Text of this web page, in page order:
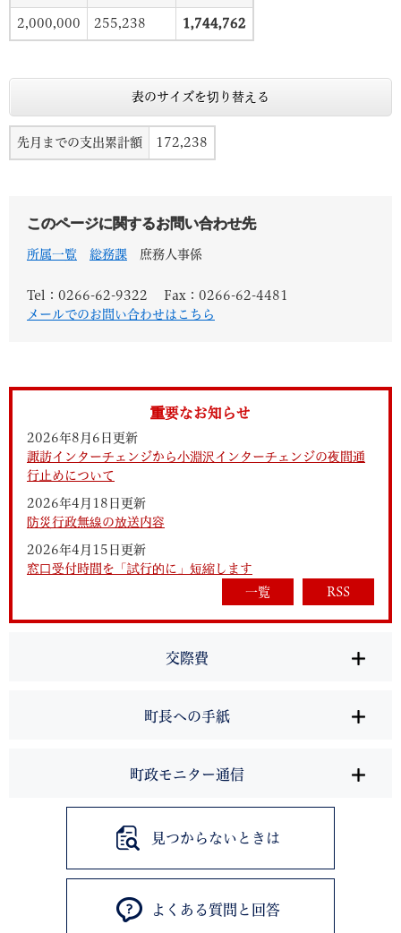
2,000,000 255,238 1,744,762
表のサイズを切り替える
先月までの支出累計額 172,238
このページに関するお問い合わせ先
所属一覧 総務課 庶務人事係
Tel：0266-62-9322
Fax：0266-62-4481
メールでのお問い合わせはこちら
重要なお知らせ
2026年8月6日更新
諏訪インターチェンジから小淵沢インターチェンジの夜間通
行止めについて
2026年4月18日更新
防災行政無線の放送内容
2026年4月15日更新
窓口受付時間を「試行的に」短縮します
一覧
RSS
交際費
町長への手紙
町政モニター通信
見つからないときは
よくある質問と回答